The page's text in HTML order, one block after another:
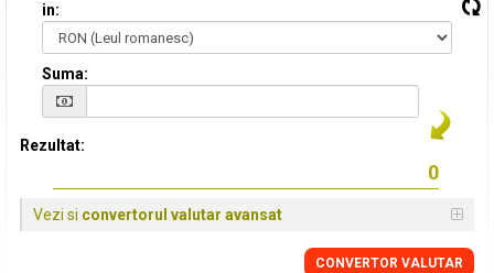
in:
Suma:
Rezultat:
Vezi si convertorul valutar avansat
CONVERTOR VALUTAR